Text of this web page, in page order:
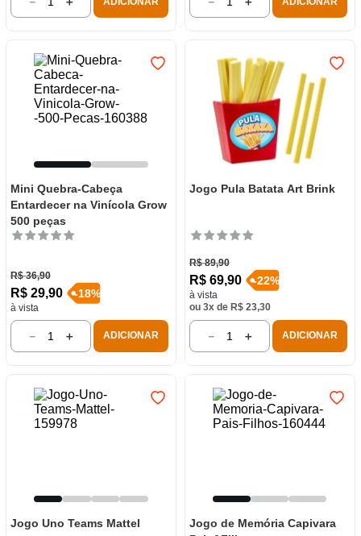
Mini Quebra-Cabeça
Entardecer na Vinícola Grow
500 peças
R$ 36,90
R$ 29,90
à vista
-18%
＋
－ ADICIONAR
Jogo Pula Batata Art Brink
R$ 89,90
R$ 69,90
à vista
-22%
ou 3x de R$ 23,30
＋
－ ADICIONAR
Jogo Uno Teams Mattel
Jogo de Memória Capivara